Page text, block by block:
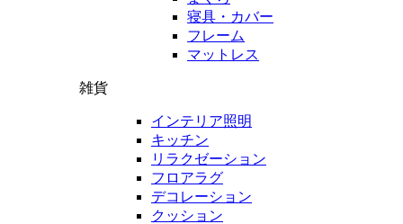
寝具・カバー
フレーム
マットレス
雑貨
インテリア照明
キッチン
リラクゼーション
フロアラグ
デコレーション
クッション